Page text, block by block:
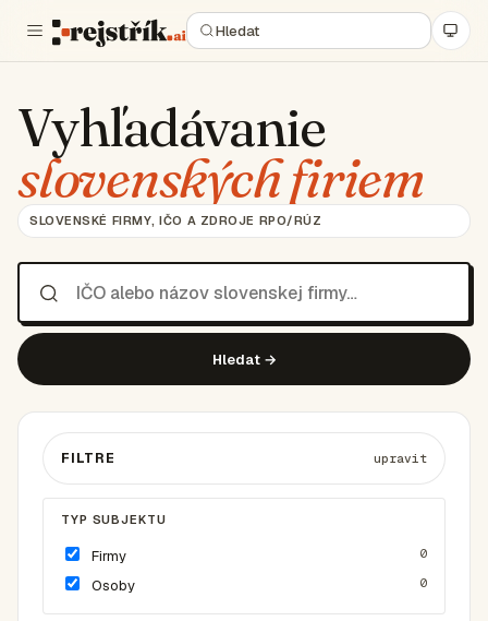
Vyhľadávanie
slovenských firiem
SLOVENSKÉ FIRMY, IČO A ZDROJE RPO/RÚZ
Hledat →
FILTRE upravit
TYP SUBJEKTU
Firmy 0
Osoby 0